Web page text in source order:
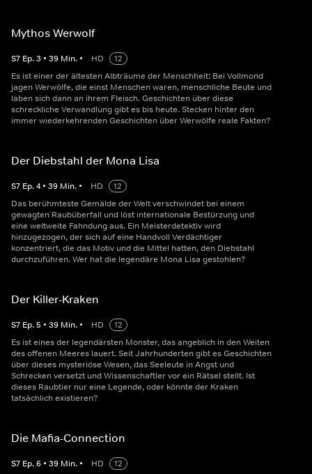
Mythos Werwolf
S7 Ep.3 • 39 Min. • HD
12
Es ist einer der ältesten Albträume der Menschheit: Bei Vollmond
jagen Werwölfe, die einst Menschen waren, menschliche Beute und
laben sich dann an ihrem Fleisch. Geschichten über diese
schreckliche Verwandlung gibt es bis heute. Stecken hinter den
immer wiederkehrenden Geschichten über Werwölfe reale Fakten?
Der Diebstahl der Mona Lisa
S7 Ep.4 • 39 Min. • HD
12
Das berühmteste Gemälde der Welt verschwindet bei einem
gewagten Raubüberfall und löst internationale Bestürzung und
eine weltweite Fahndung aus. Ein Meisterdetektiv wird
hinzugezogen, der sich auf eine Handvoll Verdächtiger
konzentriert, die das Motiv und die Mittel hatten, den Diebstahl
durchzuführen. Wer hat die legendäre Mona Lisa gestohlen?
Der Killer-Kraken
S7 Ep.5 • 39 Min. • HD
12
Es ist eines der legendärsten Monster, das angeblich in den Weiten
des offenen Meeres lauert. Seit Jahrhunderten gibt es Geschichten
über dieses mysteriöse Wesen, das Seeleute in Angst und
Schrecken versetzt und Wissenschaftler vor ein Rätsel stellt. Ist
dieses Raubtier nur eine Legende, oder könnte der Kraken
tatsächlich existieren?
Die Mafia-Connection
S7 Ep.6 • 39 Min. • HD 12